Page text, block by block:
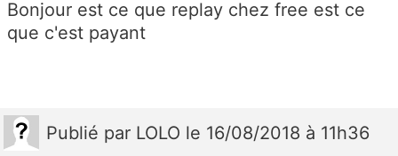
Bonjour est ce que replay chez free est ce
que c'est payant
Publié par LOLO le 16/08/2018 à 11h36